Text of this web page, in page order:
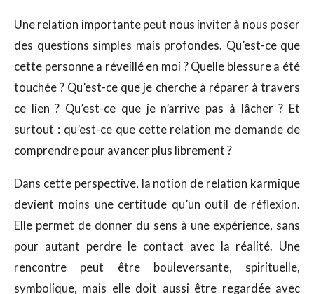
Une relation importante peut nous inviter à nous poser
des questions simples mais profondes. Qu’est-ce que
cette personne a réveillé en moi ? Quelle blessure a été
touchée ? Qu’est-ce que je cherche à réparer à travers
ce lien ? Qu’est-ce que je n’arrive pas à lâcher ? Et
surtout : qu’est-ce que cette relation me demande de
comprendre pour avancer plus librement ?
Dans cette perspective, la notion de relation karmique
devient moins une certitude qu’un outil de réflexion.
Elle permet de donner du sens à une expérience, sans
pour autant perdre le contact avec la réalité. Une
rencontre peut être bouleversante, spirituelle,
symbolique, mais elle doit aussi être regardée avec